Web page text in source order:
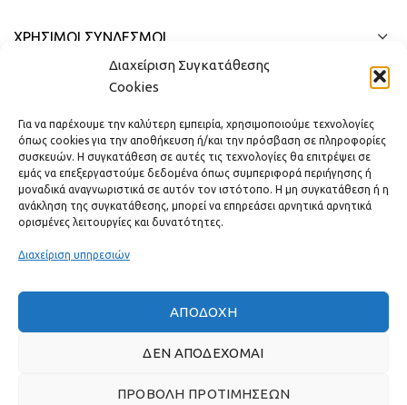
Διαχείριση Συγκατάθεσης
Cookies
Για να παρέχουμε την καλύτερη εμπειρία, χρησιμοποιούμε τεχνολογίες
όπως cookies για την αποθήκευση ή/και την πρόσβαση σε πληροφορίες
συσκευών. Η συγκατάθεση σε αυτές τις τεχνολογίες θα επιτρέψει σε
εμάς να επεξεργαστούμε δεδομένα όπως συμπεριφορά περιήγησης ή
μοναδικά αναγνωριστικά σε αυτόν τον ιστότοπο. Η μη συγκατάθεση ή η
ανάκληση της συγκατάθεσης, μπορεί να επηρεάσει αρνητικά αρνητικά
ορισμένες λειτουργίες και δυνατότητες.
Διαχείριση υπηρεσιών
ΑΠΟΔΟΧΉ
ΔΕΝ ΑΠΟΔΈΧΟΜΑΙ
ΠΡΟΒΟΛΉ ΠΡΟΤΙΜΉΣΕΩΝ
ΧΡΗΣΙΜΟΙ ΣΥΝΔΕΣΜΟΙ
ΓΡΉΓΟΡΟ ΜΕΝΟΎ
Πραγματικές κριτικές πελατών
2022 ΔΗΜΙΟΥΡΓΗΘΗΚΕ ΑΠΟ ΤΗΝTHE PLAN P